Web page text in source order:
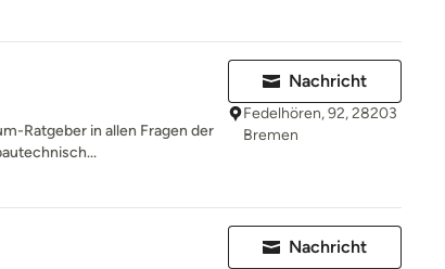
Ratgeber in allen Fragen der
Nachricht
Fedelhören, 92, 28203
Bremen
Nachricht